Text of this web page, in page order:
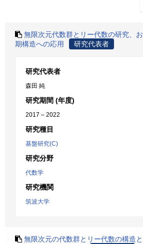
無限次元代数群とリー代数の研究、
期構造への応用
研究代表者
研究代表者
森田 純
研究期間 (年度)
2017 – 2022
研究種目
基盤研究(C)
研究分野
代数学
研究機関
筑波大学
無限次元の代数群とリー代数の構造